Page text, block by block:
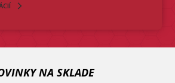
NA SKLADE